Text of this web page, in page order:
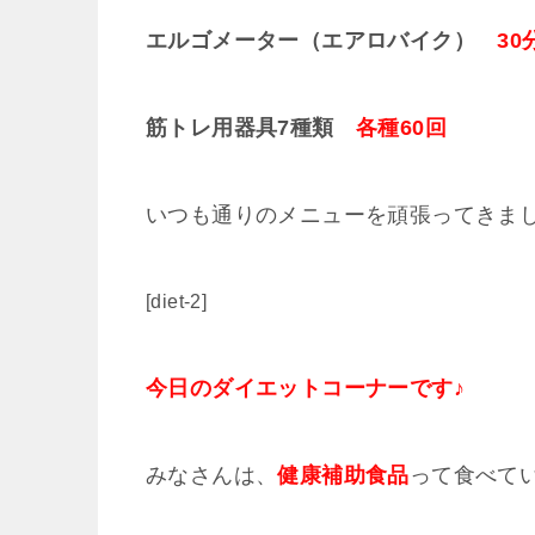
エルゴメーター（エアロバイク）30
筋トレ用器具7種類 各種60回
いつも通りのメニューを頑張ってきま
[diet-2]
今日のダイエットコーナーです♪
みなさんは、健康補助食品って食べて